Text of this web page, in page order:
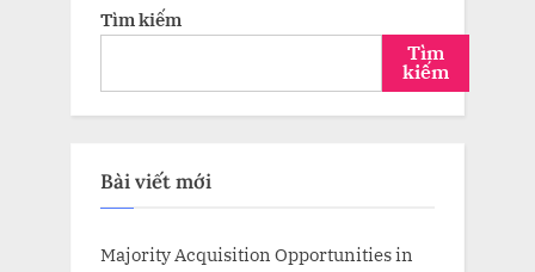
Tìm kiếm
Tìm
kiếm
Bài viết mới
Majority Acquisition Opportunities in